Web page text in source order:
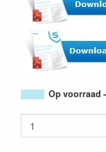
Op voorraad